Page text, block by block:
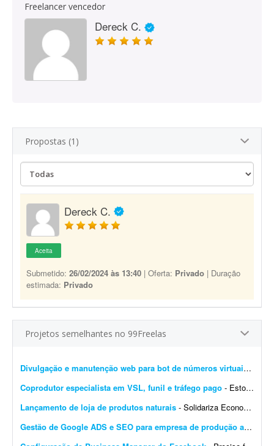
Freelancer vencedor
Dereck C.
Propostas (1)
Dereck C.
Aceita
Submetido: 26/02/2024 às 13:40 | Oferta: Privado | Duração
estimada: Privado
Projetos semelhantes no 99Freelas
Divulgação e manutenção web para bot de números virtuais (Telegram e web)
Coprodutor especialista em VSL, funil e tráfego pago - Estou procurando um coprodutor com experiência comprovada em produtos digitais, que saiba estruturar e colocar para funcionar um funil de vendas completo - do anúncio até a comp...
Lançamento de loja de produtos naturais - Solidariza Economia solidária é um jeito diferente de produzir, vender, comprar e trocar o que é preciso para viver: sem explorar os outros, sem buscar vantagem indevida e sem...
Gestão de Google ADS e SEO para empresa de produção audiovisual